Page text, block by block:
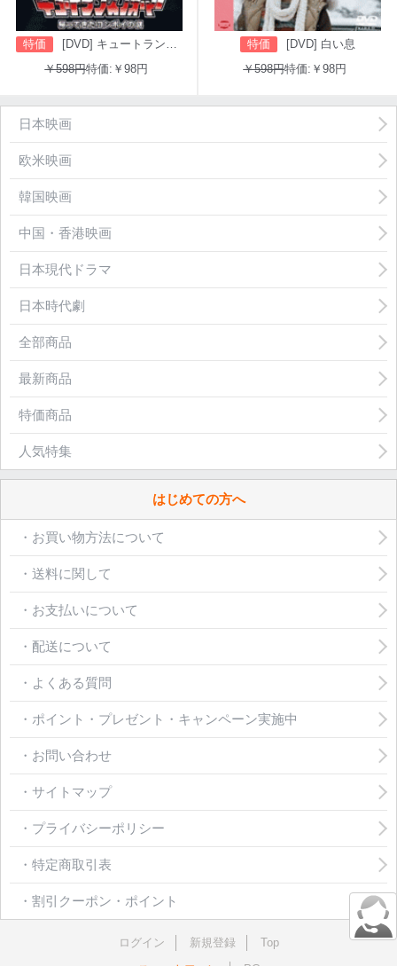
特価
[DVD] キュートランスフォーマー 帰ってきたコンボイの謎
￥598円特価:￥98円
特価
[DVD] 白い息
￥598円特価:￥98円
日本映画
欧米映画
韓国映画
中国・香港映画
日本現代ドラマ
日本時代劇
全部商品
最新商品
特価商品
人気特集
はじめての方へ
・お買い物方法について
・送料に関して
・お支払いについて
・配送について
・よくある質問
・ポイント・プレゼント・キャンペーン実施中
・お問い合わせ
・サイトマップ
・プライバシーポリシー
・特定商取引表
・割引クーポン・ポイント
ログイン 新規登録
Top